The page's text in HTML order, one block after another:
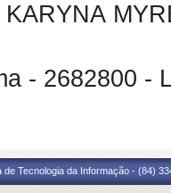
- 2682800 -
de Tecnologia da Informação - (84)